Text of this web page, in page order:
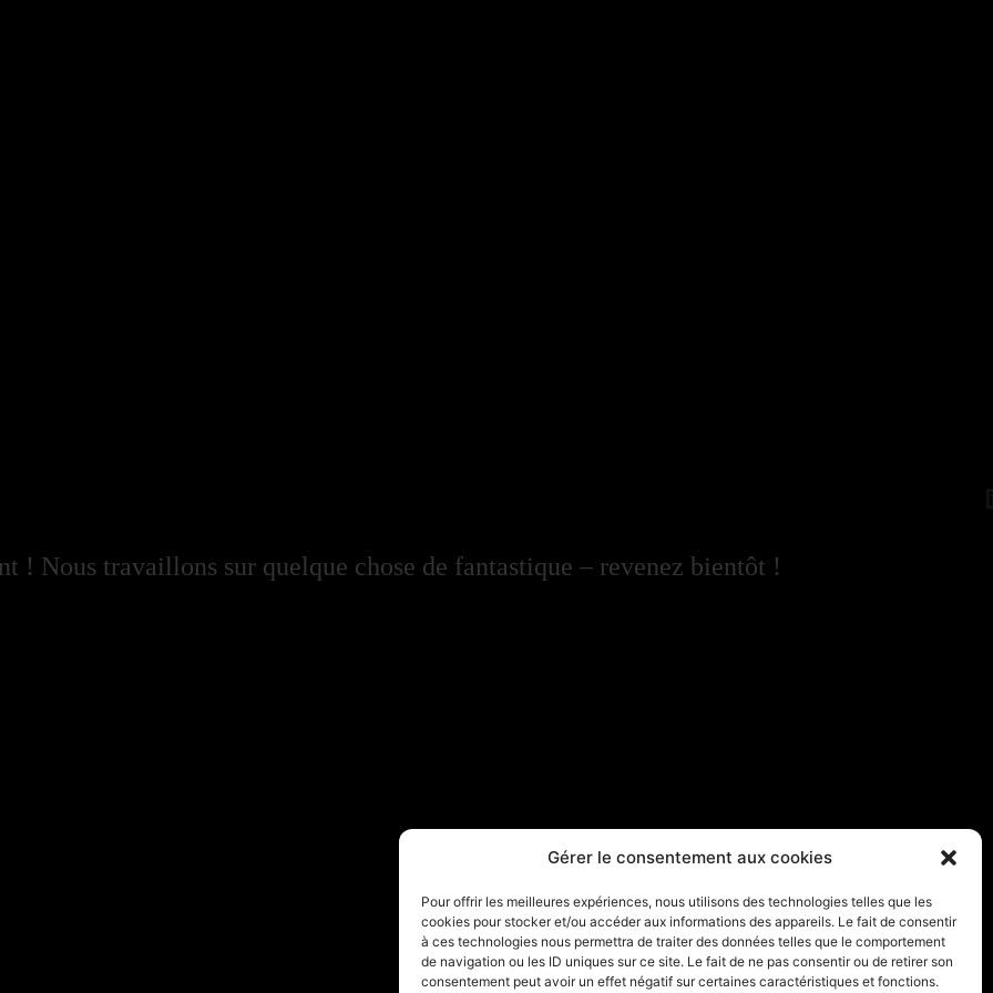
Gérer le consentement aux cookies
Pour offrir les meilleures expériences, nous utilisons des technologies telles que les
cookies pour stocker et/ou accéder aux informations des appareils. Le fait de consentir
à ces technologies nous permettra de traiter des données telles que le comportement
de navigation ou les ID uniques sur ce site. Le fait de ne pas consentir ou de retirer son
consentement peut avoir un effet négatif sur certaines caractéristiques et fonctions.
! Nous travaillons sur quelque chose de fantastique – revenez bientôt !